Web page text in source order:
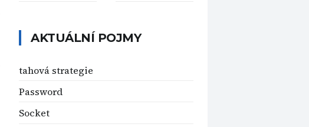
AKTUÁLNÍ POJMY
tahová strategie
Password
Socket